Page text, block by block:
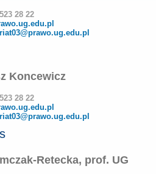
28 22
Koncewicz
28 22
Retecka, prof. UG